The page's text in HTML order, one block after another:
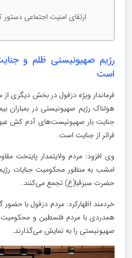
ارتقای امنیت اجتماعی
رژیم صهیونیستی ظلم و
است
فرماندار ویژه دزفول در بخش دیگری
هولناک رژیم صهیونیستی در بمباران
جنایت بار صهیونیست‌های آدم کش
فراتر از جنایت است.
امشب به منظور محکومیت جنایات
حضرت سبزقبا(ع) تجمع می‌کنند.
خردمند اظهارکرد: مردم دزفول با حضور
همدردی با مردم فلسطین و
صهیونیستی را به نمایش می‌گذارند.